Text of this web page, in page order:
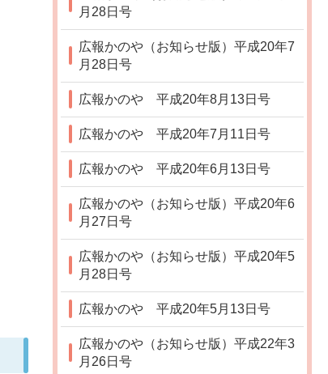
月28日号
広報かのや（お知らせ版）平成20年7
月28日号
広報かのや 平成20年8月13日号
広報かのや 平成20年7月11日号
広報かのや 平成20年6月13日号
広報かのや（お知らせ版）平成20年6
月27日号
広報かのや（お知らせ版）平成20年5
月28日号
広報かのや 平成20年5月13日号
広報かのや（お知らせ版）平成22年3
月26日号